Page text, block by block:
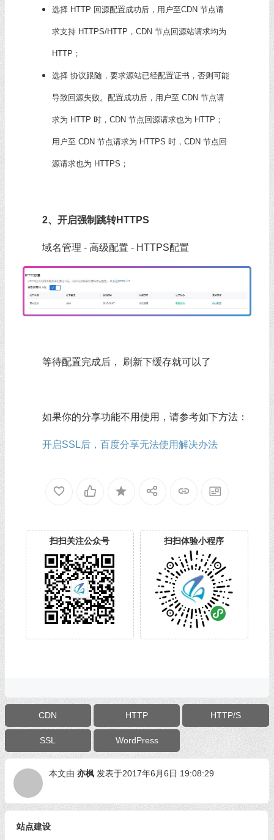
选择 HTTP 回源配置成功后，用户至CDN 节点请
求支持 HTTPS/HTTP，CDN 节点回源站请求均为
HTTP；
选择 协议跟随，要求源站已经配置证书，否则可能
导致回源失败。配置成功后，用户至 CDN 节点请
求为 HTTP 时，CDN 节点回源请求也为 HTTP；
用户至 CDN 节点请求为 HTTPS 时，CDN 节点回
源请求也为 HTTPS；
2、开启强制跳转HTTPS
域名管理 - 高级配置 - HTTPS配置
等待配置完成后， 刷新下缓存就可以了
如果你的分享功能不用使用，请参考如下方法：
开启SSL后，百度分享无法使用解决办法
扫扫关注公众号 扫扫体验小程序
CDN HTTP HTTP/S
SSL WordPress
本文由 亦枫 发表于2017年6月6日 19:08:29
站点建设